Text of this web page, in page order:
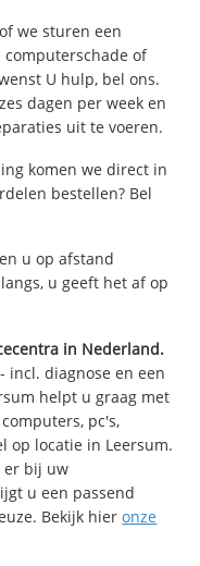
we sturen een
computerschade of
U hulp, bel ons.
dagen per week en
uit te voeren.
komen we direct in
bestellen? Bel
u op afstand
u geeft het af op
in Nederland.
incl. diagnose en een
helpt u graag met
pc's,
op locatie in Leersum.
er bij uw
u een passend
Bekijk hieronze